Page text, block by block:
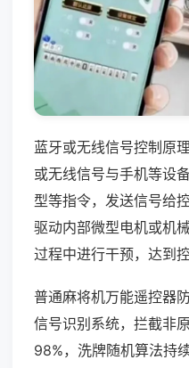
蓝牙或无线信号控制原
或无线信号与手机等设
型等指令，发送信号给
驱动内部微型电机或机
过程中进行干预，达到控
普通麻将机万能遥控器
信号识别系统，拦截非
98%，洗牌随机算法持